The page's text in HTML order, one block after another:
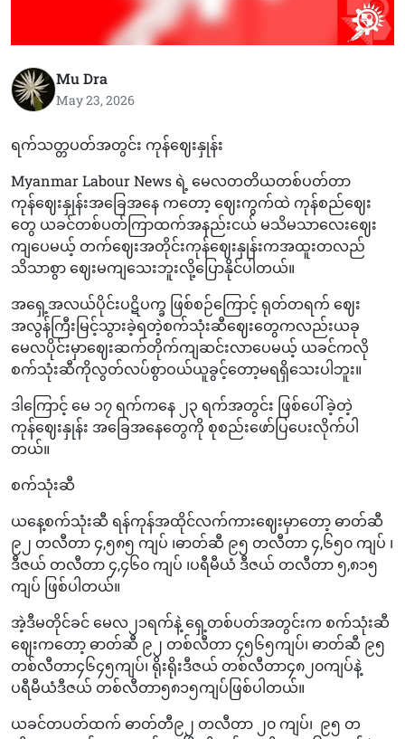
Mu Dra
May 23, 2026
ရက်သတ္တပတ်အတွင်း ကုန်ဈေးနှုန်း
Myanmar Labour News ရဲ့ မေလတတိယတစ်ပတ်တာ
ကုန်ဈေးနှုန်းအခြေအနေ ကတော့ ဈေးကွက်ထဲ ကုန်စည်ဈေး
တွေ ယခင်တစ်ပတ်ကြာထက်အနည်းငယ် မသိမသာလေးဈေး
ကျပေမယ့် တက်ဈေးအတိုင်းကုန်ဈေးနှုန်းကအထူးတလည်
သိသာစွာ ဈေးမကျသေးဘူးလို့ပြောနိုင်ပါတယ်။
အရှေ့အလယ်ပိုင်းပဋိပက္ခ ဖြစ်စဉ်ကြောင့် ရုတ်တရက် ဈေး
အလွန်ကြီးမြင့်သွားခဲ့ရတဲ့စက်သုံးဆီဈေးတွေကလည်းယခု
မေလပိုင်းမှာဈေးဆက်တိုက်ကျဆင်းလာပေမယ့် ယခင်ကလို
စက်သုံးဆီကိုလွတ်လပ်စွာဝယ်ယူခွင့်တော့မရရှိသေးပါဘူး။
ဒါကြောင့် မေ ၁၇ ရက်ကနေ ၂၃ ရက်အတွင်း ဖြစ်ပေါ်ခဲ့တဲ့
ကုန်ဈေးနှုန်း အခြေအနေတွေကို စုစည်းဖော်ပြပေးလိုက်ပါ
တယ်။
စက်သုံးဆီ
ယနေ့စက်သုံးဆီ ရန်ကုန်အထိုင်လက်ကားဈေးမှာတော့ ဓာတ်ဆီ
၉၂ တလီတာ ၄,၅၈၅ ကျပ် ၊ဓာတ်ဆီ ၉၅ တလီတာ ၄,၆၅၀ ကျပ် ၊
ဒီဇယ် တလီတာ ၄,၄၆၀ ကျပ် ၊ပရီမီယံ ဒီဇယ် တလီတာ ၅,၈၁၅
ကျပ် ဖြစ်ပါတယ်။
အဲ့ဒီမတိုင်ခင် မေလ၂၁ရက်နဲ့ ရှေ့တစ်ပတ်အတွင်းက စက်သုံးဆီ
ဈေးကတော့ ဓာတ်ဆီ ၉၂ တစ်လီတာ ၄၅၆၅ကျပ်၊ ဓာတ်ဆီ ၉၅
တစ်လီတာ၄၆၄၅ကျပ်၊ ရိုးရိုးဒီဇယ် တစ်လီတာ၄၈၂၀ကျပ်နဲ့
ပရီမီယံဒီဇယ် တစ်လီတာ၅၈၁၅ကျပ်ဖြစ်ပါတယ်။
ယခင်တပတ်ထက် ဓာတ်တီ၉၂ တလီတာ ၂၀ ကျပ်၊ ၉၅ တ